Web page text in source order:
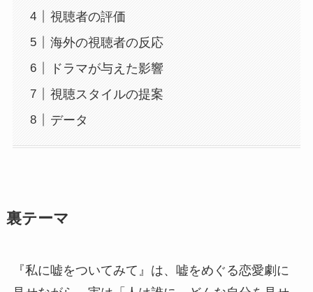
視聴者の評価
海外の視聴者の反応
ドラマが与えた影響
視聴スタイルの提案
データ
裏テーマ
『私に嘘をついてみて』は、嘘をめぐる恋愛劇に